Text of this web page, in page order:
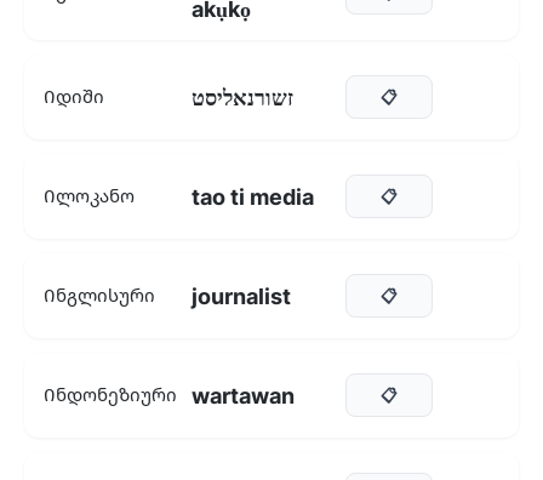
akụkọ
Იდიში זשורנאליסט 📋
Ილოკანო tao ti media 📋
Ინგლისური journalist 📋
Ინდონეზიური wartawan 📋